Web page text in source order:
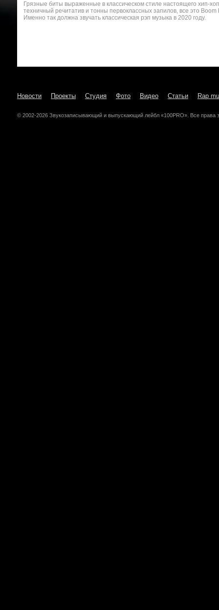
Грязные биты выраженные в классическом стиле настоящего хип-
техничный речитатив и тонны первоклассных запилов, все это
Именно так должна звучать классическая рэп музыка в 2020 году.
Новости Проекты Студия Фото Видео Статьи Rap
© 2002-2026 Звукозаписывающий и выпускающий лейбл «100PRO». Все